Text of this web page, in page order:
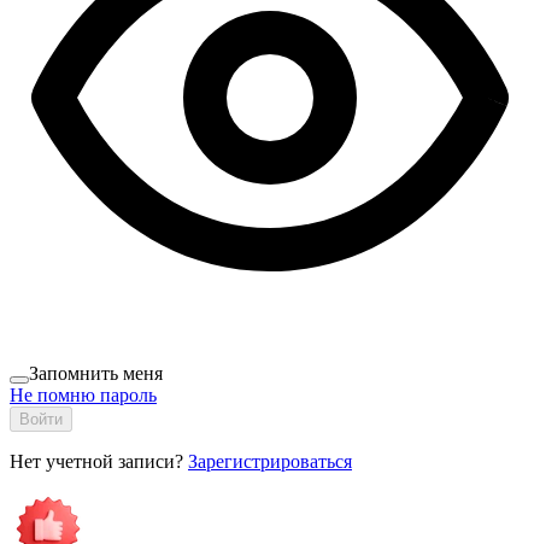
Запомнить меня
Не помню пароль
Войти
Нет учетной записи? Зарегистрироваться